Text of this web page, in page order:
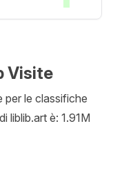
Visite
per le classifiche
liblib.art è: 1.91M